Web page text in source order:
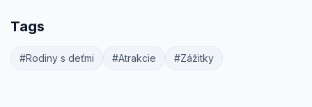
Tags
#Rodiny s deťmi #Atrakcie #Zážitky